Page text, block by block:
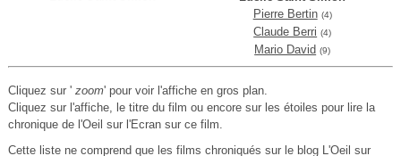
Pierre Bertin (4)
Claude Berri (4)
Mario David (9)
Cliquez sur ' zoom' pour voir l'affiche en gros plan.
Cliquez sur l'affiche, le titre du film ou encore sur les étoiles pour lire la
chronique de l'Oeil sur l'Ecran sur ce film.
Cette liste ne comprend que les films chroniqués sur le blog L'Oeil sur